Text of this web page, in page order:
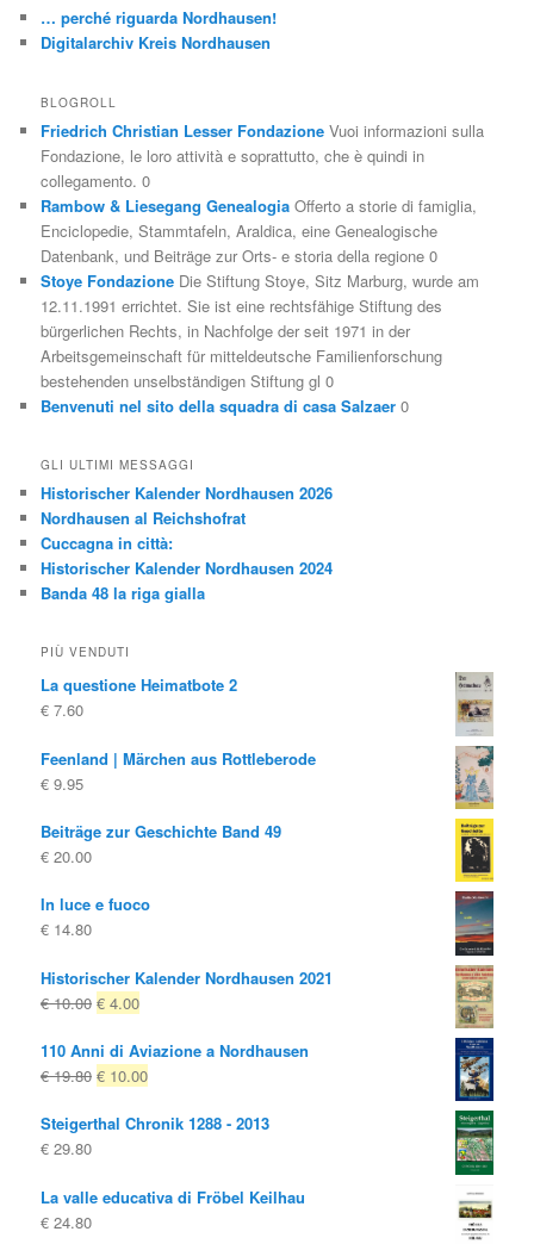
… perché riguarda Nordhausen!
Digitalarchiv Kreis Nordhausen
BLOGROLL
Friedrich Christian Lesser Fondazione Vuoi informazioni sulla
Fondazione, le loro attività e soprattutto, che è quindi in
collegamento. 0
Rambow & Liesegang Genealogia Offerto a storie di famiglia,
Enciclopedie, Stammtafeln, Araldica, eine Genealogische
Datenbank, und Beiträge zur Orts- e storia della regione 0
Stoye Fondazione Die Stiftung Stoye, Sitz Marburg, wurde am
12.11.1991 errichtet. Sie ist eine rechtsfähige Stiftung des
bürgerlichen Rechts, in Nachfolge der seit 1971 in der
Arbeitsgemeinschaft für mitteldeutsche Familienforschung
bestehenden unselbständigen Stiftung gl 0
Benvenuti nel sito della squadra di casa Salzaer 0
GLI ULTIMI MESSAGGI
Historischer Kalender Nordhausen 2026
Nordhausen al Reichshofrat
Cuccagna in città:
Historischer Kalender Nordhausen 2024
Banda 48 la riga gialla
PIÙ VENDUTI
La questione Heimatbote 2
€ 7.60
Feenland | Märchen aus Rottleberode
€ 9.95
Beiträge zur Geschichte Band 49
€ 20.00
In luce e fuoco
€ 14.80
Historischer Kalender Nordhausen 2021
€10.00 Il
originale
era:
€ 4.00Il
attuale
è:
110 Anni di Aviazione a Nordhausen
€19.80 Il
originale
€ 10.00Il
attuale
Steigerthal Chronik 1288 - 2013
€ 29.80
La valle educativa di Fröbel Keilhau
€ 24.80